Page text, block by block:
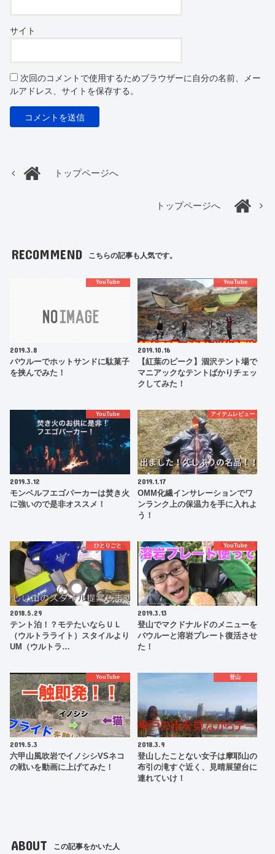
サイト
次回のコメントで使用するためブラウザーに自分の名前、メー
ルアドレス、サイトを保存する。
トップページへ
トップページへ
RECOMMEND こちらの記事も人気です。
YouTube
2019.3.8
バウルーでホットサンドに駄菓子
を挟んでみた！
YouTube
2019.10.16
【紅葉のピーク】涸沢テント場で
マニアックなテントばかりチェッ
クしてみた！
YouTube
2019.3.12
モンベルフエゴパーカーは焚き火
に強いので是非オススメ！
アイテムレビュー
2019.1.17
OMM化繊インサレーションでワ
ンランク上の保温力を手に入れよ
う！
ひとりごと
2018.5.29
テント泊！？モテたいならＵＬ
（ウルトラライト）スタイルより
UM（ウルトラ…
YouTube
2019.3.13
登山でマクドナルドのメニューを
バウルーと溶岩プレート復活させ
た！
YouTube
2019.5.3
六甲山風吹岩でイノシシVSネコ
の戦いを動画に上げてみた！
登山
2018.3.9
登山したことない女子は摩耶山の
布引の滝すぐ近く、見晴展望台に
連れていけ！
ABOUT この記事をかいた人